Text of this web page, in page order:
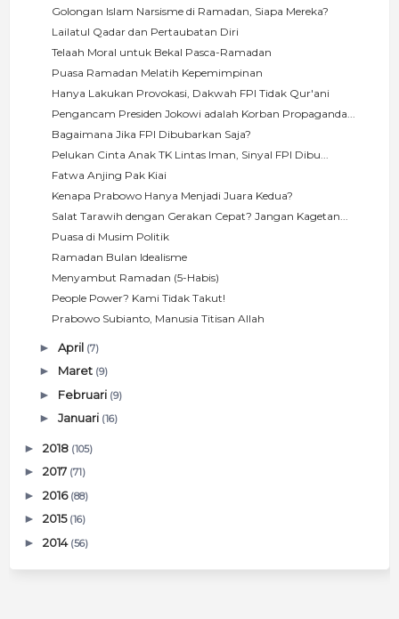
Golongan Islam Narsisme di Ramadan, Siapa Mereka?
Lailatul Qadar dan Pertaubatan Diri
Telaah Moral untuk Bekal Pasca-Ramadan
Puasa Ramadan Melatih Kepemimpinan
Hanya Lakukan Provokasi, Dakwah FPI Tidak Qur'ani
Pengancam Presiden Jokowi adalah Korban Propaganda...
Bagaimana Jika FPI Dibubarkan Saja?
Pelukan Cinta Anak TK Lintas Iman, Sinyal FPI Dibu...
Fatwa Anjing Pak Kiai
Kenapa Prabowo Hanya Menjadi Juara Kedua?
Salat Tarawih dengan Gerakan Cepat? Jangan Kagetan...
Puasa di Musim Politik
Ramadan Bulan Idealisme
Menyambut Ramadan (5-Habis)
People Power? Kami Tidak Takut!
Prabowo Subianto, Manusia Titisan Allah
► April (7)
► Maret (9)
► Februari (9)
► Januari (16)
► 2018 (105)
► 2017 (71)
► 2016 (88)
► 2015 (16)
► 2014 (56)